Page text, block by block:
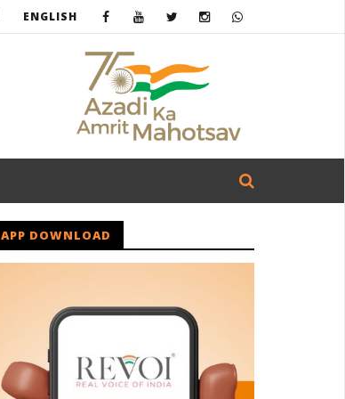
ENGLISH
APP DOWNLOAD